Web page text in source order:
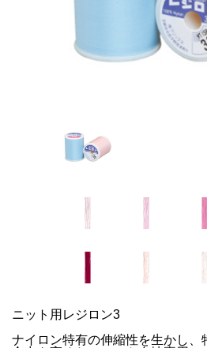
ニット用レジロン3
ナイロン特有の伸縮性を生かし、